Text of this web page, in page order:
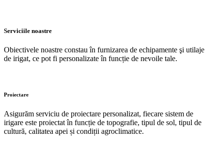
Serviciile noastre
Obiectivele noastre constau în furnizarea de echipamente şi utilaje
de irigat, ce pot fi personalizate în funcție de nevoile tale.
Proiectare
Asigurăm serviciu de proiectare personalizat, fiecare sistem de
irigare este proiectat în funcție de topografie, tipul de sol, tipul de
cultură, calitatea apei și condiții agroclimatice.